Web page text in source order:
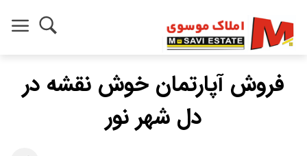
فروش آپارتمان خوش نقشه در
دل شهر نور